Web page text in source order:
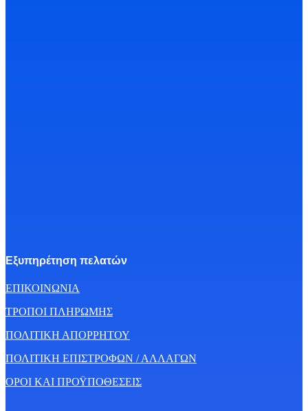
Εξυπηρέτηση πελατών
ΕΠΙΚΟΙΝΩΝΙΑ
ΤΡΟΠΟΙ ΠΛΗΡΩΜΗΣ
ΠΟΛΙΤΙΚΗ ΑΠΟΡΡΗΤΟΥ
ΠΟΛΙΤΙΚΗ ΕΠΙΣΤΡΟΦΩΝ / ΑΛΛΑΓΩΝ
ΟΡΟΙ ΚΑΙ ΠΡΟΫΠΟΘΕΣΕΙΣ